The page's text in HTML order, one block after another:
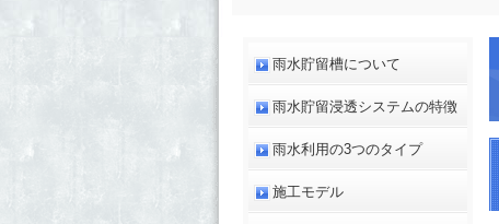
雨水貯留槽について
雨水貯留浸透システムの特徴
雨水利用の3つのタイプ
施工モデル